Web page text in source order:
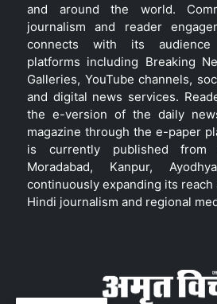
and around the world.
journalism and reader
connects with its audience
platforms including Breaking
Galleries, YouTube channels,
and digital news services.
the e-version of the daily
magazine through the e-paper
is currently published from
Moradabad, Kanpur,
continuously expanding its reach
Hindi journalism and regional